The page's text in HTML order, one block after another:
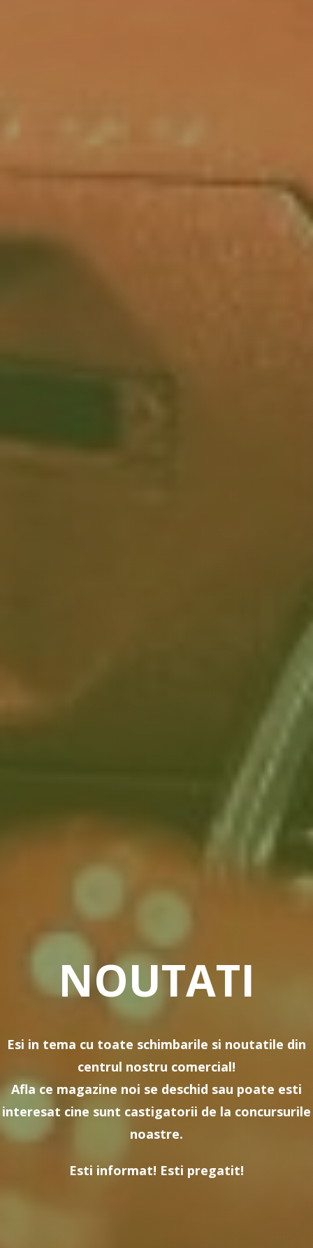
NOUTATI
Esi in tema cu toate schimbarile si noutatile din
centrul nostru comercial!
Afla ce magazine noi se deschid sau poate esti
interesat cine sunt castigatorii de la concursurile
noastre.
Esti informat! Esti pregatit!